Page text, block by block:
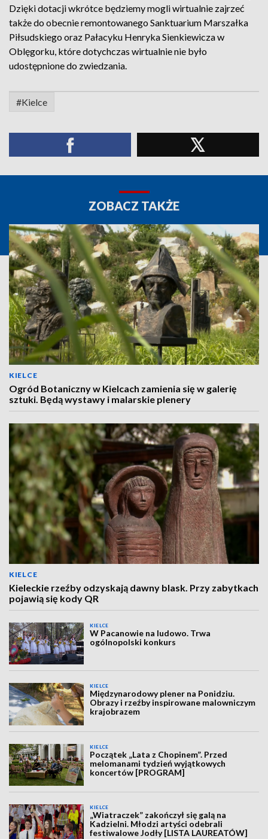
Dzięki dotacji wkrótce będziemy mogli wirtualnie zajrzeć
także do obecnie remontowanego Sanktuarium Marszałka
Piłsudskiego oraz Pałacyku Henryka Sienkiewicza w
Oblęgorku, które dotychczas wirtualnie nie było
udostępnione do zwiedzania.
#Kielce
ZOBACZ TAKŻE
KIELCE
Ogród Botaniczny w Kielcach zamienia się w galerię
sztuki. Będą wystawy i malarskie plenery
KIELCE
Kieleckie rzeźby odzyskają dawny blask. Przy zabytkach
pojawią się kody QR
KIELCE
W Pacanowie na ludowo. Trwa
ogólnopolski konkurs
KIELCE
Międzynarodowy plener na Ponidziu.
Obrazy i rzeźby inspirowane malowniczym
krajobrazem
KIELCE
Początek „Lata z Chopinem”. Przed
melomanami tydzień wyjątkowych
koncertów [PROGRAM]
KIELCE
„Wiatraczek” zakończył się galą na
Kadzielni. Młodzi artyści odebrali
festiwalowe Jodły [LISTA LAUREATÓW]